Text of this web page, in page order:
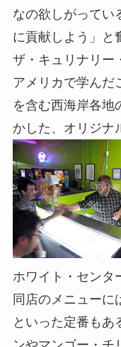
なの欲しがってい
に貢献しよう」と
ザ・キュリナリー
アメリカで学んだ
を含む西海岸各地
かした、オリジナ
ホワイト・センタ
同店のメニューに
といった定番もあ